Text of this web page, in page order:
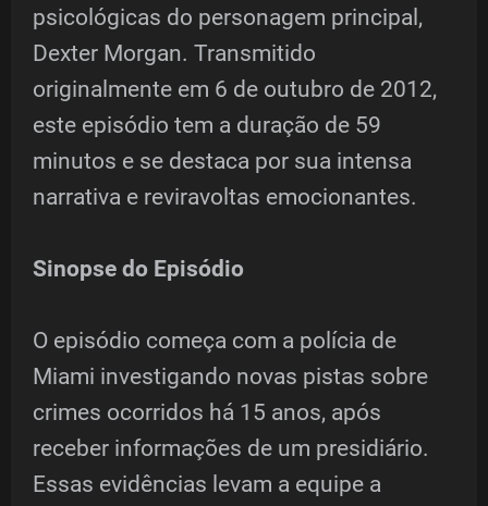
psicológicas do personagem principal,
Dexter Morgan. Transmitido
originalmente em 6 de outubro de 2012,
este episódio tem a duração de 59
minutos e se destaca por sua intensa
narrativa e reviravoltas emocionantes.
Sinopse do Episódio
O episódio começa com a polícia de
Miami investigando novas pistas sobre
crimes ocorridos há 15 anos, após
receber informações de um presidiário.
Essas evidências levam a equipe a